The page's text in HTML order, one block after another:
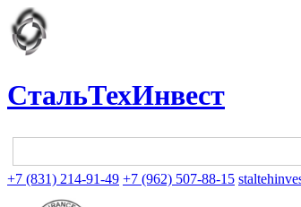
СтальТехИнвест
+7 (831) 214-91-49 +7 (962) 507-88-15